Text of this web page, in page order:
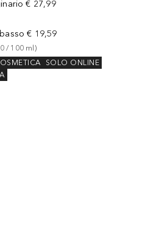
€ 27,99
€ 19,59
/ 100 ml )
SOLO ONLINE